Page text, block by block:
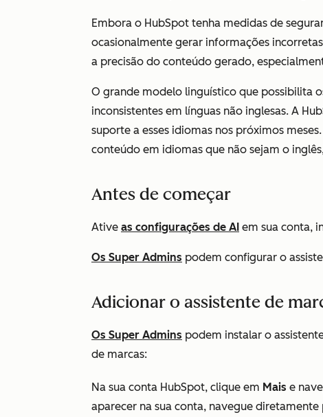
Embora o HubSpot tenha medidas de
ocasionalmente gerar informações
a precisão do conteúdo gerado,
O grande modelo linguístico que possibilita
inconsistentes em línguas não inglesas. A
suporte a esses idiomas nos próximos
conteúdo em idiomas que não sejam o
Antes de começar
Ative as configurações de AI em sua conta,
Os Super Admins podem configurar o
Adicionar o assistente de
Os Super Admins podem instalar o
de marcas:
Na sua conta HubSpot, clique em Mais e
aparecer na sua conta, navegue diretamente